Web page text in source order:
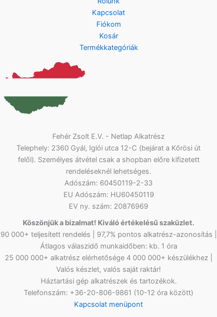
Kapcsolat
Fiókom
Kosár
Termékkategóriák
Fehér Zsolt E.V. - Netlap Alkatrész
Telephely: 2360 Gyál, Iglói utca 12-C (bejárat a Kőrösi út
felől). Személyes átvétel csak a shopban előre kifizetett
rendeléseknél lehetséges.
Adószám: 60450119-2-33
EU Adószám: HU60450119
EV ny. szám: 20876969
Köszönjük a bizalmat! Kiváló értékelésű szaküzlet.
90 000+ teljesített rendelés | 97,7% pontos alkatrész-azonosítás |
Átlagos válaszidő munkaidőben: kb. 1 óra
25 000 000+ alkatrész elérhetősége 4 000 000+ készülékhez |
Valós készlet, valós saját raktár!
Háztartási gép alkatrészek és tartozékok.
Telefonszám: +36-20-806-9861 (10-12 óra között)
Kapcsolat menüpont